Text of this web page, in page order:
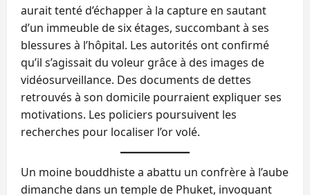
aurait tenté d’échapper à la capture en sautant
d’un immeuble de six étages, succombant à ses
blessures à l’hôpital. Les autorités ont confirmé
qu’il s’agissait du voleur grâce à des images de
vidéosurveillance. Des documents de dettes
retrouvés à son domicile pourraient expliquer ses
motivations. Les policiers poursuivent les
recherches pour localiser l’or volé.
Un moine bouddhiste a abattu un confrère à l’aube
dimanche dans un temple de Phuket, invoquant